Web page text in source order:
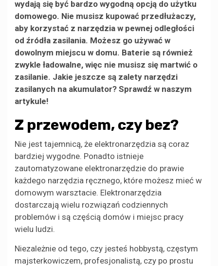
wydają się być bardzo wygodną opcją do użytku
domowego. Nie musisz kupować przedłużaczy,
aby korzystać z narzędzia w pewnej odległości
od źródła zasilania. Możesz go używać w
dowolnym miejscu w domu. Baterie są również
zwykle ładowalne, więc nie musisz się martwić o
zasilanie. Jakie jeszcze są zalety narzędzi
zasilanych na akumulator? Sprawdź w naszym
artykule!
Z przewodem, czy bez?
Nie jest tajemnicą, że elektronarzędzia są coraz
bardziej wygodne. Ponadto istnieje
zautomatyzowane elektronarzędzie do prawie
każdego narzędzia ręcznego, które możesz mieć w
domowym warsztacie. Elektronarzędzia
dostarczają wielu rozwiązań codziennych
problemów i są częścią domów i miejsc pracy
wielu ludzi.
Niezależnie od tego, czy jesteś hobbystą, częstym
majsterkowiczem, profesjonalistą, czy po prostu